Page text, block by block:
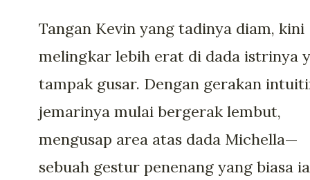
Tangan Kevin yang tadinya diam, kini
melingkar lebih erat di dada istrinya
tampak gusar. Dengan gerakan
jemarinya mulai bergerak lembut,
mengusap area atas dada Michella—
sebuah gestur penenang yang biasa ia